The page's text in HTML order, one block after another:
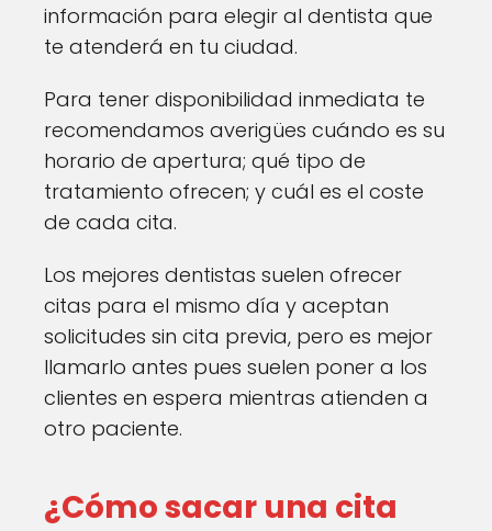
información para elegir al dentista que
te atenderá en tu ciudad.
Para tener disponibilidad inmediata te
recomendamos averigües cuándo es su
horario de apertura; qué tipo de
tratamiento ofrecen; y cuál es el coste
de cada cita.
Los mejores dentistas suelen ofrecer
citas para el mismo día y aceptan
solicitudes sin cita previa, pero es mejor
llamarlo antes pues suelen poner a los
clientes en espera mientras atienden a
otro paciente.
¿Cómo sacar una cita